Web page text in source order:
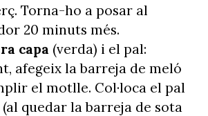
Torna-ho a posar al
20 minuts més.
capa (verda) i el pal:
afegeix la barreja de meló
el motlle. Col·loca el pal
quedar la barreja de sota